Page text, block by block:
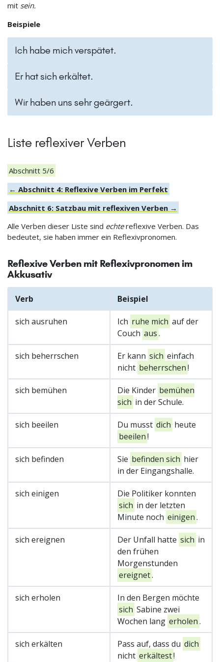
mit sein.
Beispiele
Ich habe mich verspätet.
Er hat sich erkältet.
Wir haben uns sehr geärgert.
Liste reflexiver Verben
Abschnitt 5/6
← Abschnitt 4: Reflexive Verben im Perfekt
Abschnitt 6: Satzbau mit reflexiven Verben →
Alle Verben dieser Liste sind echtereflexive Verben. Das
bedeutet, sie haben immer ein Reflexivpronomen.
Reflexive Verben mit Reflexivpronomen im
Akkusativ
Verb Beispiel
sich ausruhen Ich ruhe mich auf der
Couch aus.
sich beherrschen Er kann sich einfach
nicht beherrschen!
sich bemühen Die Kinder bemühen
sich in der Schule.
sich beeilen Du musst dich heute
beeilen!
sich befinden Sie befinden sich hier
in der Eingangshalle.
sich einigen
Die Politiker konnten
sich in der letzten
Minute noch einigen.
sich ereignen Der Unfall hatte sich in
den frühen
Morgenstunden
ereignet.
sich erholen
In den Bergen möchte
sich Sabine zwei
Wochen lang erholen.
sich erkälten Pass auf, dass du dich
nicht erkältest!